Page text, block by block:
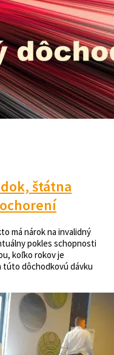
štátna
má nárok na invalidný
pokles schopnosti
koľko rokov je
túto dôchodkovú dávku